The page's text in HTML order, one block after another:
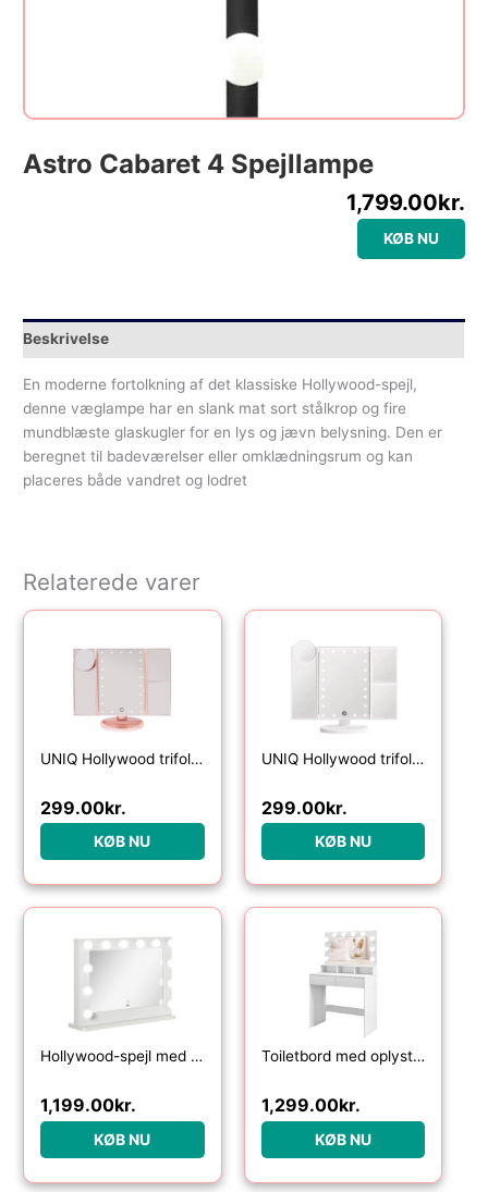
Astro Cabaret 4 Spejllampe
1,799.00kr.
KØB NU
Beskrivelse
En moderne fortolkning af det klassiske Hollywood-spejl,
denne væglampe har en slank mat sort stålkrop og fire
mundblæste glaskugler for en lys og jævn belysning. Den er
beregnet til badeværelser eller omklædningsrum og kan
placeres både vandret og lodret
Relaterede varer
UNIQ Hollywood trifold make up spejl – rose gold
299.00kr.
KØB NU
UNIQ Hollywood trifold make up spejl – hvid
299.00kr.
KØB NU
Hollywood-spejl med belysning, touch-betjening, hukommelsesfunktion, 12 dæmpbare LED-lamper, hvid, 80 x 60 cm
1,199.00kr.
KØB NU
Toiletbord med oplyst spejl, skuffer, 3 belysningsmuligheder, 10 pærer, moderne sminkebord i hvid
1,299.00kr.
KØB NU